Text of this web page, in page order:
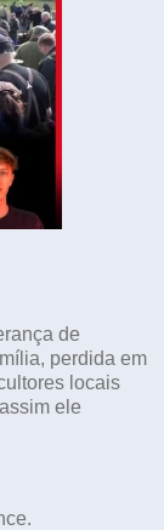
de
perdida em
locais
ele